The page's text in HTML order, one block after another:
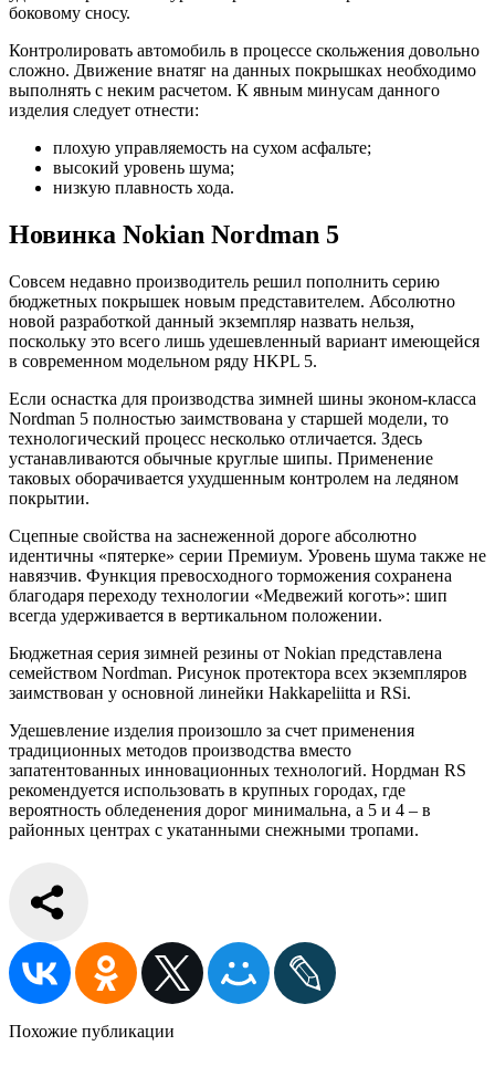
боковому сносу.
Контролировать автомобиль в процессе скольжения довольно
сложно. Движение внатяг на данных покрышках необходимо
выполнять с неким расчетом. К явным минусам данного
изделия следует отнести:
плохую управляемость на сухом асфальте;
высокий уровень шума;
низкую плавность хода.
Новинка Nokian Nordman 5
Совсем недавно производитель решил пополнить серию
бюджетных покрышек новым представителем. Абсолютно
новой разработкой данный экземпляр назвать нельзя,
поскольку это всего лишь удешевленный вариант имеющейся
в современном модельном ряду HKPL 5.
Если оснастка для производства зимней шины эконом-класса
Nordman 5 полностью заимствована у старшей модели, то
технологический процесс несколько отличается. Здесь
устанавливаются обычные круглые шипы. Применение
таковых оборачивается ухудшенным контролем на ледяном
покрытии.
Сцепные свойства на заснеженной дороге абсолютно
идентичны «пятерке» серии Премиум. Уровень шума также не
навязчив. Функция превосходного торможения сохранена
благодаря переходу технологии «Медвежий коготь»: шип
всегда удерживается в вертикальном положении.
Бюджетная серия зимней резины от Nokian представлена
семейством Nordman. Рисунок протектора всех экземпляров
заимствован у основной линейки Hakkapeliitta и RSi.
Удешевление изделия произошло за счет применения
традиционных методов производства вместо
запатентованных инновационных технологий. Нордман RS
рекомендуется использовать в крупных городах, где
вероятность обледенения дорог минимальна, а 5 и 4 – в
районных центрах с укатанными снежными тропами.
Похожие публикации